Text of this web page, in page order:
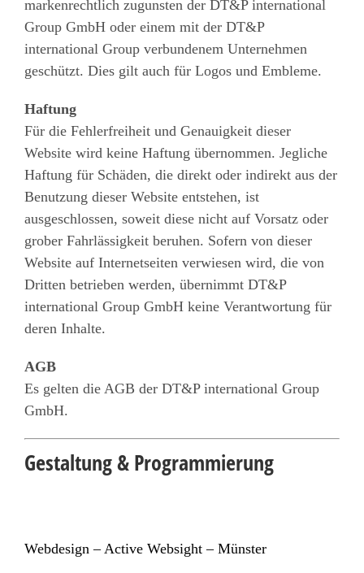
markenrechtlich zugunsten der DT&P international
Group GmbH oder einem mit der DT&P
international Group verbundenem Unternehmen
geschützt. Dies gilt auch für Logos und Embleme.
Haftung
Für die Fehlerfreiheit und Genauigkeit dieser
Website wird keine Haftung übernommen. Jegliche
Haftung für Schäden, die direkt oder indirekt aus der
Benutzung dieser Website entstehen, ist
ausgeschlossen, soweit diese nicht auf Vorsatz oder
grober Fahrlässigkeit beruhen. Sofern von dieser
Website auf Internetseiten verwiesen wird, die von
Dritten betrieben werden, übernimmt DT&P
international Group GmbH keine Verantwortung für
deren Inhalte.
AGB
Es gelten die AGB der DT&P international Group
GmbH.
Gestaltung & Programmierung
Webdesign – Active Websight – Münster